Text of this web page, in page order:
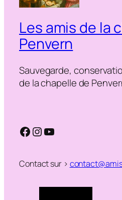
Les amis de la
Penvern
Sauvegarde,
de la chapelle de
Facebook
Instagram
YouTube
Contact sur >